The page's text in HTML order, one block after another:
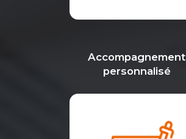
Accompagnement
personnalisé